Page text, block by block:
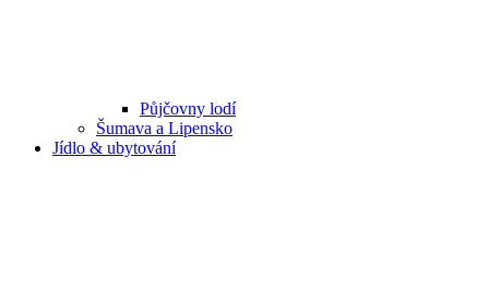
Půjčovny lodí
Šumava a Lipensko
Jídlo & ubytování